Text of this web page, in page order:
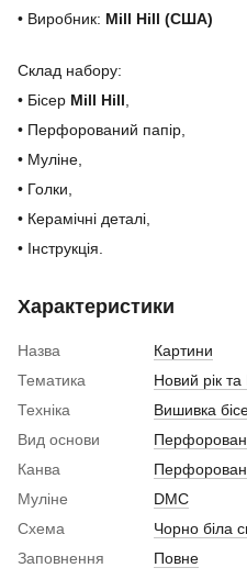
• Виробник: Mill Hill (США)
Склад набору:
• Бісер Mill Hill,
• Перфорований папір,
• Муліне,
• Голки,
• Керамічні деталі,
• Інструкція.
Характеристики
Назва
Картини
Тематика
Новий рік та
Техніка
Вишивка
Вид основи
Канва
Муліне
DMC
Схема
Чорно біла
Заповнення
Повне